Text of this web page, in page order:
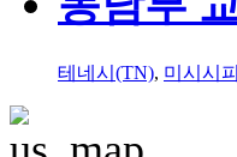
테네시(TN), 미시시